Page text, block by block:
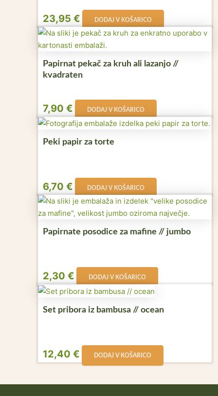
23,95€ DODAJ V KOŠARICO
Papirnat pekač za kruh ali lazanjo //
kvadraten
7,90€ DODAJ V KOŠARICO
Peki papir za torte
6,70€ DODAJ V KOŠARICO
Papirnate posodice za mafine // jumbo
2,30€ DODAJ V KOŠARICO
Set pribora iz bambusa // ocean
12,40€ DODAJ V KOŠARICO